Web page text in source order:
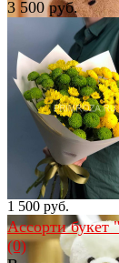
избранное
Мягкая
В наличии
1 500 руб.
избранное
3 500 руб.
Ассорти букет
(0)